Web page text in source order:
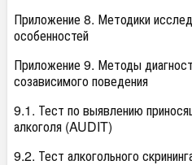
Приложение 8. Методики
особенностей
Приложение 9. Методы
созависимого поведения
9.1. Тест по выявлению
алкоголя (AUDIT)
9.2. Тест алкогольного